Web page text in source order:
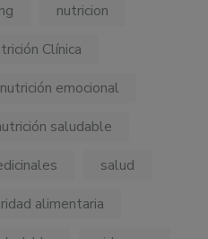
nutricion
Clínica
nutrición emocional
saludable
salud
alimentaria